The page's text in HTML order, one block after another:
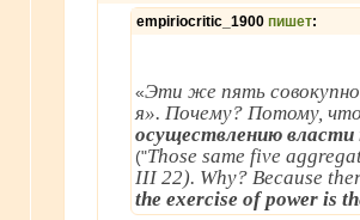
empiriocritic_1900 пишет:
«Эти же пять
я». Почему? Потому,
осуществлению власти
("Those same five
III 22). Why? Because
the exercise of power is